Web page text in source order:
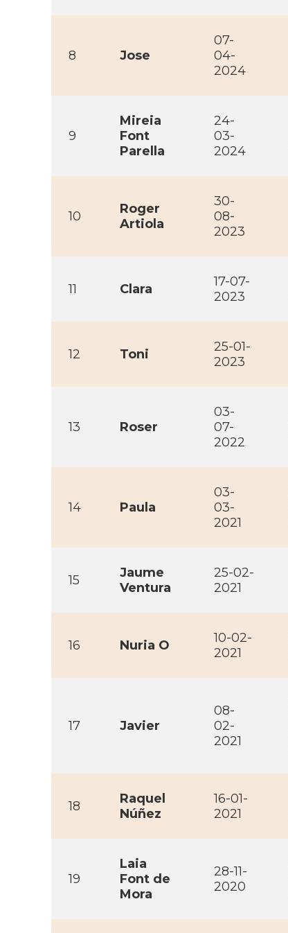
8 Jose
07-
04-
2024
9
Mireia
Font
Parella
24-
03-
2024
10
Roger
Artiola
30-
08-
2023
11 Clara
17-07-
2023
12 Toni
25-01-
2023
13 Roser
03-
07-
2022
14 Paula
03-
03-
2021
15
Jaume
Ventura
25-02-
2021
16 Nuria O
10-02-
2021
17 Javier
08-
02-
2021
18
Raquel
Núñez
16-01-
2021
19
Laia
Font de
Mora
28-11-
2020